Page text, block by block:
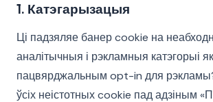
1. Катэгарызацыя
Ці падзяляе банер cookie на
аналітычныя і рэкламныя катэгорыі
пацвярджальным opt-in для
ўсіх неістотных cookie пад адзіным